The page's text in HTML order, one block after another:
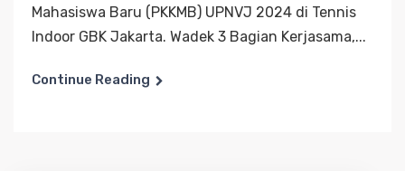
Mahasiswa Baru (PKKMB) UPNVJ 2024 di Tennis
Indoor GBK Jakarta. Wadek 3 Bagian Kerjasama,...
Continue Reading